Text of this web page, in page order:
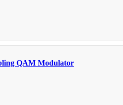
QAM Modulator